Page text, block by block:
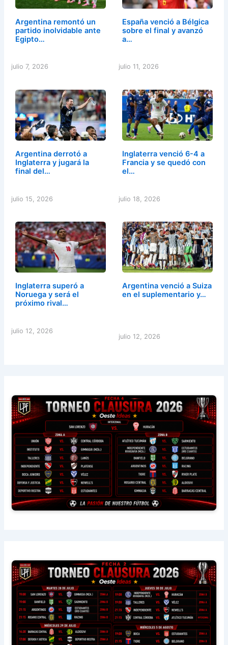
Argentina remontó un
partido inolvidable ante
Egipto…
julio 7, 2026
España venció a Bélgica
sobre el final y avanzó
a…
julio 11, 2026
Argentina derrotó a
Inglaterra y jugará la
final del…
julio 15, 2026
Inglaterra venció 6-4 a
Francia y se quedó con
el…
julio 18, 2026
Inglaterra superó a
Noruega y será el
próximo rival…
julio 12, 2026
Argentina venció a Suiza
en el suplementario y…
julio 12, 2026